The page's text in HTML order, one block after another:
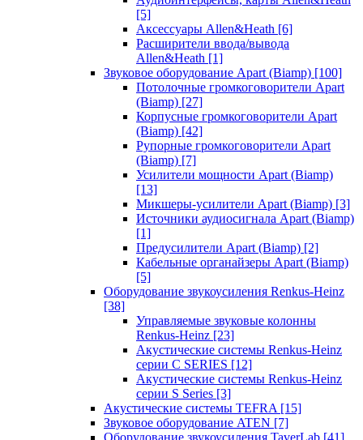
[5]
Аксессуары Allen&Heath [6]
Расширители ввода/вывода
Allen&Heath [1]
Звуковое оборудование Apart (Biamp) [100]
Потолочные громкоговорители Apart
(Biamp) [27]
Корпусные громкоговорители Apart
(Biamp) [42]
Рупорные громкоговорители Apart
(Biamp) [7]
Усилители мощности Apart (Biamp)
[13]
Микшеры-усилители Apart (Biamp) [3]
Источники аудиосигнала Apart (Biamp)
[1]
Предусилители Apart (Biamp) [2]
Кабельные органайзеры Apart (Biamp)
[5]
Оборудование звукоусиления Renkus-Heinz
[38]
Управляемые звуковые колонны
Renkus-Heinz [23]
Акустические системы Renkus-Heinz
серии C SERIES [12]
Акустические системы Renkus-Heinz
серии S Series [3]
Акустические системы TEFRA [15]
Звуковое оборудование ATEN [7]
Оборудование звукоусиления TaverLab [41]